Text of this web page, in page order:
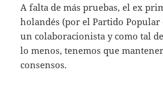
A falta de más pruebas, el ex
holandés (por el Partido Popular
un colaboracionista y como tal
lo menos, tenemos que
consensos.